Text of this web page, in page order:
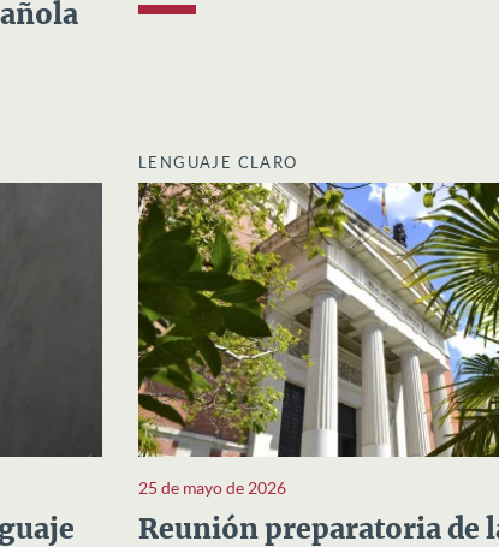
LENGUAJE CLARO
25 de mayo de 2026
Reunión preparatoria de